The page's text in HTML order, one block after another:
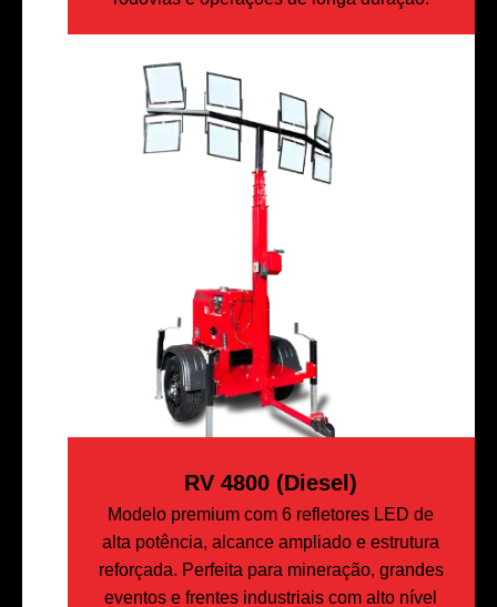
RV 4800 (Diesel)
Modelo premium com 6 refletores LED de
alta potência, alcance ampliado e estrutura
reforçada. Perfeita para mineração, grandes
eventos e frentes industriais com alto nível